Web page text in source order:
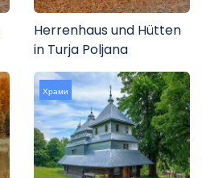
Herrenhaus und Hütten
in Turja Poljana
Храми